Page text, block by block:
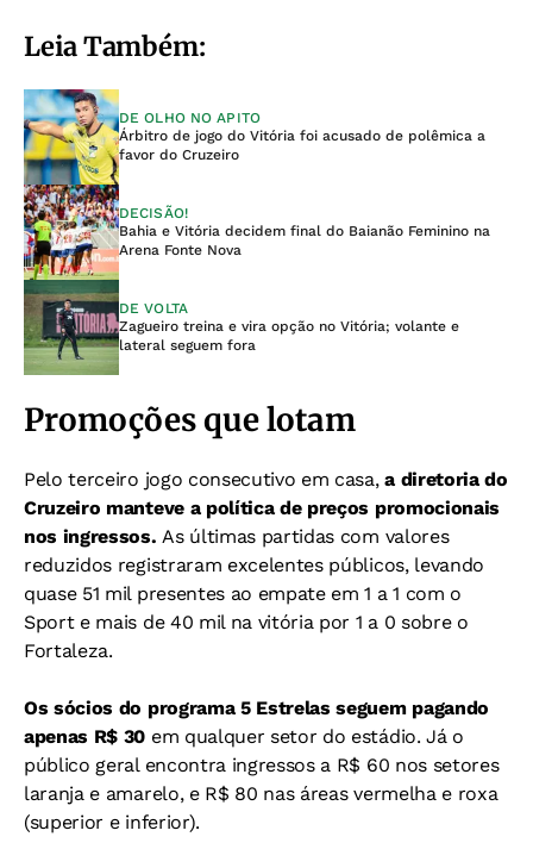
Leia Também:
DE OLHO NO APITO
Árbitro de jogo do Vitória foi acusado de polêmica a
favor do Cruzeiro
DECISÃO!
Bahia e Vitória decidem final do Baianão Feminino na
Arena Fonte Nova
DE VOLTA
Zagueiro treina e vira opção no Vitória; volante e
lateral seguem fora
Promoções que lotam
Pelo terceiro jogo consecutivo em casa,a diretoria do
Cruzeiro manteve a política de preços promocionais
nos ingressos.As últimas partidas com valores
reduzidos registraram excelentes públicos, levando
quase 51 mil presentes ao empate em 1 a 1 com o
Sport e mais de 40 mil na vitória por 1 a 0 sobre o
Fortaleza.
Os sócios do programa 5 Estrelas seguem pagando
apenas R$ 30 em qualquer setor do estádio. Já o
público geral encontra ingressos a R$ 60 nos setores
laranja e amarelo, e R$ 80 nas áreas vermelha e roxa
(superior e inferior).